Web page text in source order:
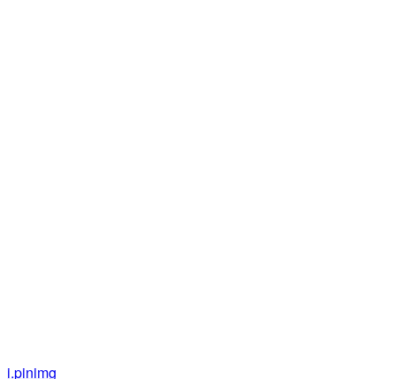
i.pinimg